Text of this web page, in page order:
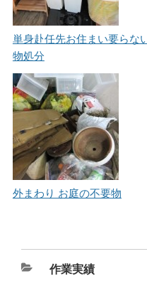
単身赴任先お住まい要らな
物処分
外まわり お庭の不要物
カ
作業実績